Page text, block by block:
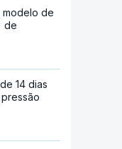
modelo de
de
14 dias